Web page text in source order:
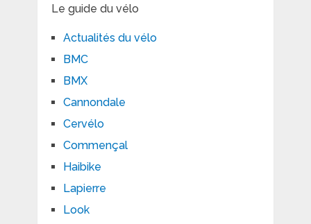
Le guide du vélo
Actualités du vélo
BMC
BMX
Cannondale
Cervélo
Commençal
Haibike
Lapierre
Look